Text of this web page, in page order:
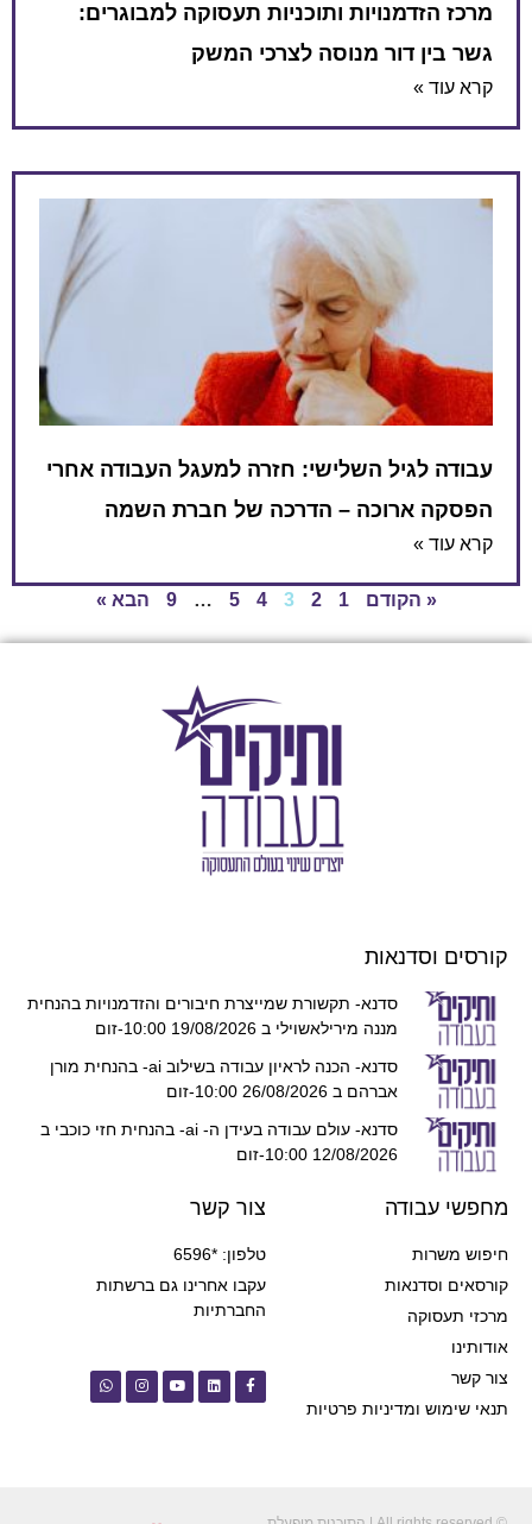
מרכז הזדמנויות ותוכניות תעסוקה למבוגרים:
גשר בין דור מנוסה לצרכי המשק
קרא עוד »
עבודה לגיל השלישי: חזרה למעגל העבודה אחרי
הפסקה ארוכה – הדרכה של חברת השמה
קרא עוד »
« הקודם 1
2
3
4
5
…
9 הבא »
קורסים וסדנאות
סדנא- תקשורת שמייצרת חיבורים והזדמנויות בהנחית
מננה מירילאשוילי ב 19/08/2026 10:00-זום
סדנא- הכנה לראיון עבודה בשילוב ai- בהנחית מורן
אברהם ב 26/08/2026 10:00-זום
סדנא- עולם עבודה בעידן ה- ai- בהנחית חזי כוכבי ב
12/08/2026 10:00-זום
מחפשי עבודה
חיפוש משרות
קורסאים וסדנאות
מרכזי תעסוקה
אודותינו
צור קשר
תנאי שימוש ומדיניות פרטיות
צור קשר
טלפון: *6596
עקבו אחרינו גם ברשתות
החברתיות